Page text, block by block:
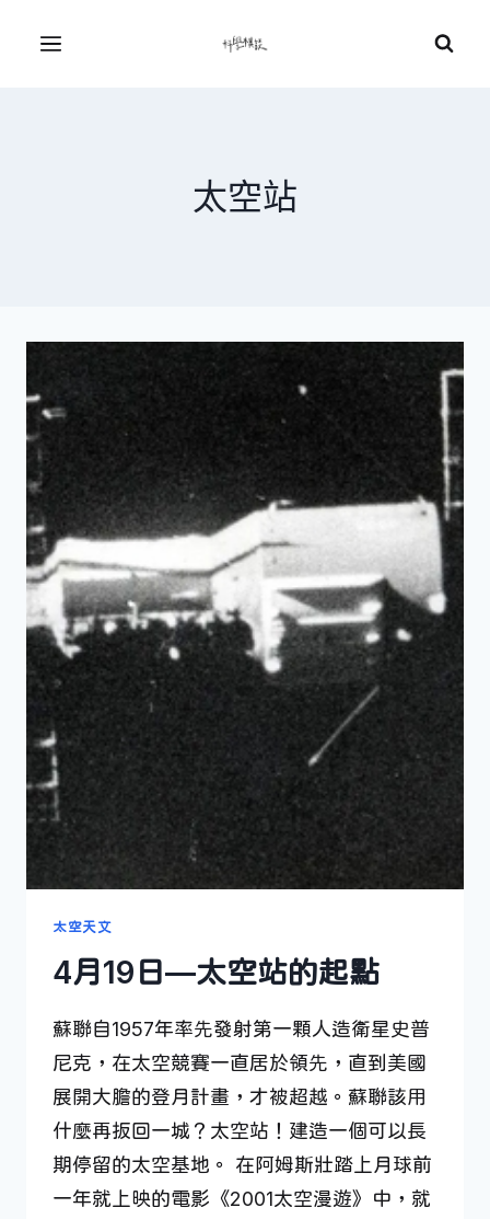
Menu
太空站
太空天文
4月19日—太空站的起點
蘇聯自1957年率先發射第一顆人造衛星史普
尼克，在太空競賽一直居於領先，直到美國
展開大膽的登月計畫，才被超越。蘇聯該用
什麼再扳回一城？太空站！建造一個可以長
期停留的太空基地。 在阿姆斯壯踏上月球前
一年就上映的電影《2001太空漫遊》中，就